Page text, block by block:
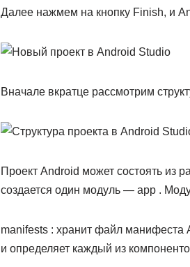
Далее нажмем на кнопку Finish, и
Вначале вкратце рассмотрим
Проект Android может состоять из
создается один модуль — app .
manifests : хранит файл манифеста
и определяет каждый из